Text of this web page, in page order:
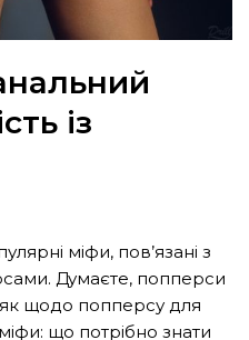
із
міфи, пов’язані з
Думаєте, попперси
щодо попперсу для
що потрібно знати